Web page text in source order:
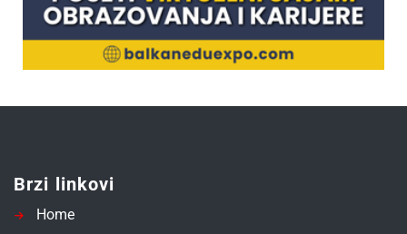
Brzi linkovi
Home